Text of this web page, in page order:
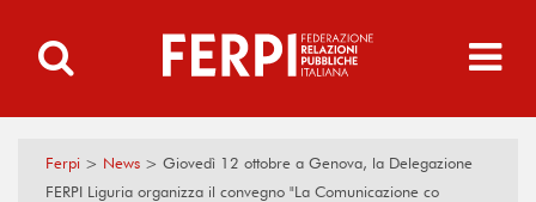
Ferpi > News > Giovedì 12 ottobre a Genova, la Delegazione
FERPI Liguria organizza il convegno "La Comunicazione co